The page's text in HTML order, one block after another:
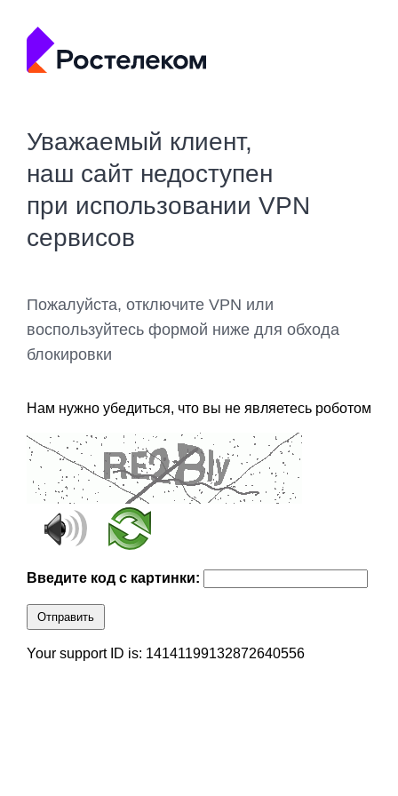
Уважаемый клиент,
наш сайт недоступен
при использовании VPN
сервисов
Пожалуйста, отключите VPN или
воспользуйтесь формой ниже для обхода
блокировки
Нам нужно убедиться, что вы не являетесь роботом
Введите код с картинки:
Отправить
Your support ID is: 14141199132872640556